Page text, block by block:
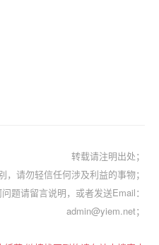
转载请注明出处；
请勿轻信任何涉及利益的事物；
题请留言说明，或者发送Email：
admin@yiem.net；